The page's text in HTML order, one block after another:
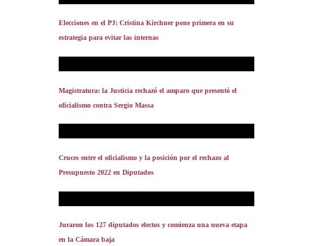
Elecciones en el PJ: Cristina Kirchner pone primera en su
estrategia para evitar las internas
Magistratura: la Justicia rechazó el amparo que presentó el
oficialismo contra Sergio Massa
Cruces entre el oficialismo y la posición por el rechazo al
Presupuesto 2022 en Diputados
Juraron los 127 diputados electos y comienza una nueva etapa
en la Cámara baja